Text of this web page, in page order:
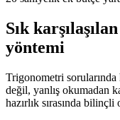
Sık
yöntemi
Trigonometri
değil, yanlış okumadan
hazırlık sırasında bilinçli